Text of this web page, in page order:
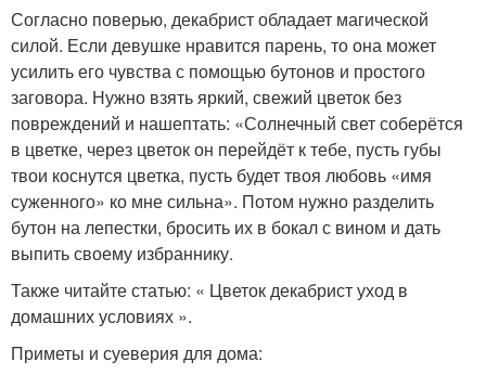
Согласно поверью, декабрист обладает магической
силой. Если девушке нравится парень, то она может
усилить его чувства с помощью бутонов и простого
заговора. Нужно взять яркий, свежий цветок без
повреждений и нашептать: «Солнечный свет соберётся
в цветке, через цветок он перейдёт к тебе, пусть губы
твои коснутся цветка, пусть будет твоя любовь «имя
суженного» ко мне сильна». Потом нужно разделить
бутон на лепестки, бросить их в бокал с вином и дать
выпить своему избраннику.
Также читайте статью: « Цветок декабрист уход в
домашних условиях ».
Приметы и суеверия для дома: